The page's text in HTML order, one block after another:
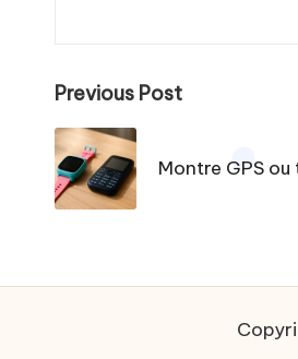
Post
navigation
Previous Post
Montre GPS